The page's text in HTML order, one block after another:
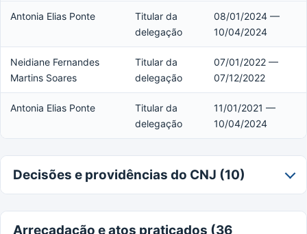
Antonia Elias Ponte
Titular da
delegação
08/01/2024 —
10/04/2024
Neidiane Fernandes
Martins Soares
Titular da
delegação
07/01/2022 —
07/12/2022
Antonia Elias Ponte
Titular da
delegação
11/01/2021 —
10/04/2024
Decisões e providências do CNJ (10)
Arrecadação e atos praticados (36